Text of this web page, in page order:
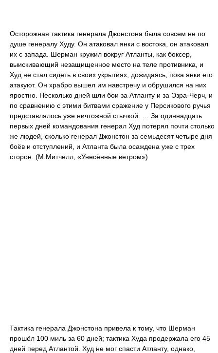
Осторожная тактика генерала Джонстона была совсем не по
душе генералу Худу. Он атаковал янки с востока, он атаковал
их с запада. Шерман кружил вокруг Атланты, как боксер,
выискивающий незащищенное место на теле противника, и
Худ не стал сидеть в своих укрытиях, дожидаясь, пока янки его
атакуют. Он храбро вышел им навстречу и обрушился на них
яростно. Несколько дней шли бои за Атланту и за Эзра-Черч, и
по сравнению с этими битвами сражение у Персикового ручья
представлялось уже ничтожной стычкой. … За одиннадцать
первых дней командования генерал Худ потерял почти столько
же людей, сколько генерал Джонстон за семьдесят четыре дня
боёв и отступлений, и Атланта была осаждена уже с трех
сторон. (М.Митчелл, «Унесённые ветром»)
Тактика генерала Джонстона привела к тому, что Шерман
прошёл 100 миль за 60 дней; тактика Худа продержала его 45
дней перед Атлантой. Худ не мог спасти Атланту, однако,